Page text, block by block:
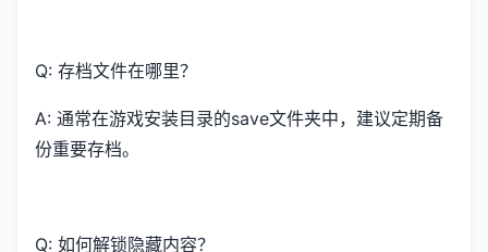
Q: 存档文件在哪里？
A: 通常在游戏安装目录的save文件夹中，建议定期备
份重要存档。
Q: 如何解锁隐藏内容？